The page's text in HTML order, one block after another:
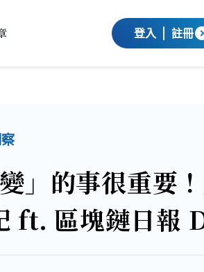
登入 註冊
」的事很重要
ft. 區塊鏈日報